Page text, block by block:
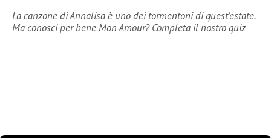
La canzone di Annalisa è uno dei tormentoni di quest’estate.
Ma conosci per bene Mon Amour? Completa il nostro quiz